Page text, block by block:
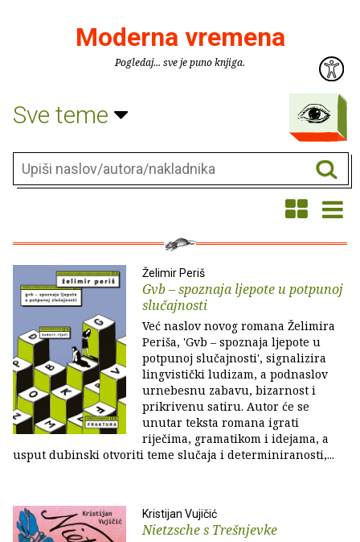
Moderna vremena
Pogledaj... sve je puno knjiga.
Sve teme
Želimir Periš
Gvb – spoznaja ljepote u potpunoj
slučajnosti
Već naslov novog romana Želimira
Periša, 'Gvb – spoznaja ljepote u
potpunoj slučajnosti', signalizira
lingvistički ludizam, a podnaslov
urnebesnu za­bavu, bizarnost i
prikrivenu satiru. Autor će se
unutar teksta romana igrati
riječima, gramatikom i idejama, a
usput dubinski otvoriti teme slučaja i determinira­nosti,...
Kristijan Vujičić
Nietzsche s Trešnjevke